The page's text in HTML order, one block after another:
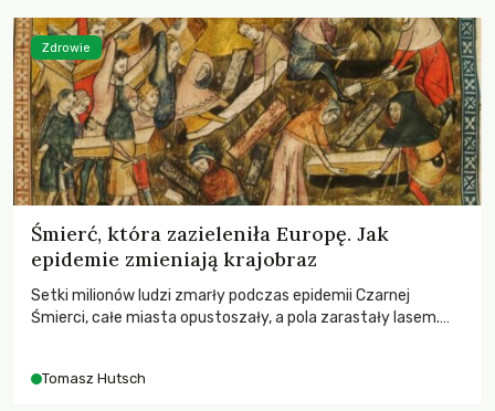
Śmierć, która zazieleniła Europę. Jak
epidemie zmieniają krajobraz
Setki milionów ludzi zmarły podczas epidemii Czarnej
Śmierci, całe miasta opustoszały, a pola zarastały lasem.
największych katastrof w swoich dziejach.
Tomasz Hutsch
Zdrowie